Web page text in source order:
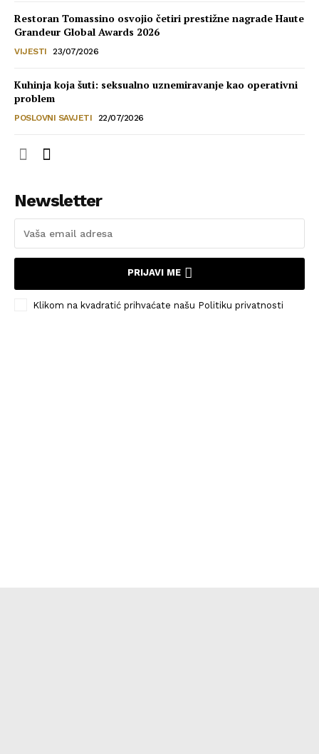
Restoran Tomassino osvojio četiri prestižne nagrade Haute
Grandeur Global Awards 2026
VIJESTI 23/07/2026
Kuhinja koja šuti: seksualno uznemiravanje kao operativni
problem
POSLOVNI SAVJETI 22/07/2026
Newsletter
PRIJAVI ME
Klikom na kvadratić prihvaćate našu Politiku privatnosti